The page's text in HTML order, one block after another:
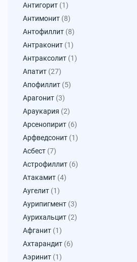
Антигорит (1)
Антимонит (8)
Антофиллит (8)
Антраконит (1)
Антраксолит (1)
Апатит (27)
Апофиллит (5)
Арагонит (3)
Араукария (2)
Арсенопирит (6)
Арфведсонит (1)
Асбест (7)
Астрофиллит (6)
Атакамит (4)
Аугелит (1)
Аурипигмент (3)
Аурихальцит (2)
Афганит (1)
Ахтарандит (6)
Аэринит (1)